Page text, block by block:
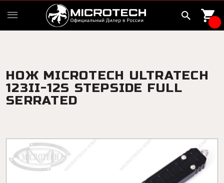
НОЖ MICROTECH ULTRATECH
123II-12S STEPSIDE FULL
SERRATED